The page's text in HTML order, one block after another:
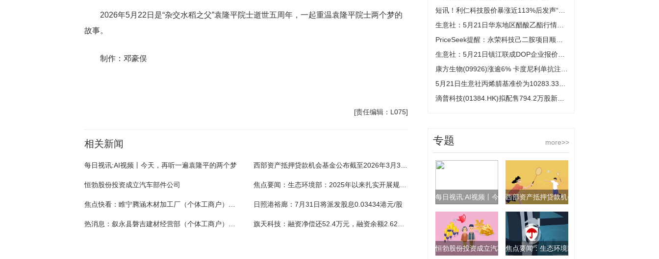
2026年5月22日是“杂交水稻之父”袁隆平院士逝世五周年，一起重温袁隆平院士两个梦的
故事。
制作：邓豪俣
[责任编辑：L075]
相关新闻
每日视讯:AI视频丨今天，再听一遍袁隆平的两个梦
恒勃股份投资成立汽车部件公司
日照港裕廊：7月31日将派发股息0.03434港元/股
more>>
专题
每日视讯:AI视频丨今天，再听一遍袁隆平的两个梦
西部资产抵押贷款机会基金公布截至2026年3月31
恒勃股份投资成立汽车部件公司焦点要闻：生态环境部：2025年以来扎实开展规